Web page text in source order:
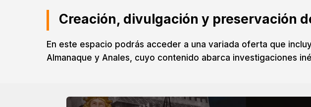
Creación, divulgación y preservación
En este espacio podrás acceder a una variada oferta que
Almanaque y Anales, cuyo contenido abarca investigaciones